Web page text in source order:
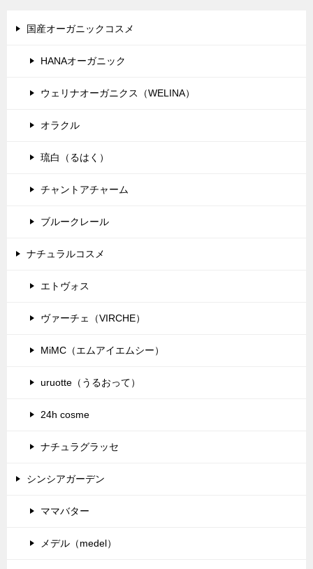
シ
国産オーガニックコスメ
HANAオーガニック
ウェリナオーガニクス（WELINA）
オラクル
琉白（るはく）
チャントアチャーム
ブルークレール
ナチュラルコスメ
エトヴォス
ヴァーチェ（VIRCHE）
MiMC（エムアイエムシー）
uruotte（うるおって）
24h cosme
ナチュラグラッセ
シンシアガーデン
ママバター
メデル（medel）